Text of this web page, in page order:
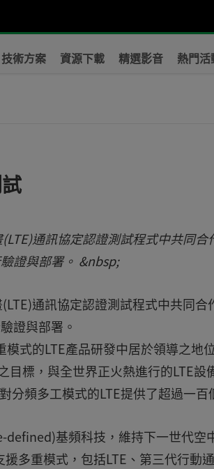
技術方案 資源下載 精選影音 熱門活
通訊協定認證測試程式中共同合
證與部署。 &nbsp;
通訊協定認證測試程式中共同合
證與部署。
式的LTE產品研發中居於領導之地
目標，與全世界正火熱進行的LTE設
分頻多工模式的LTE提供了超過一百
基頻科技，維持下一世代空
多重模式，包括LTE、第三代行動